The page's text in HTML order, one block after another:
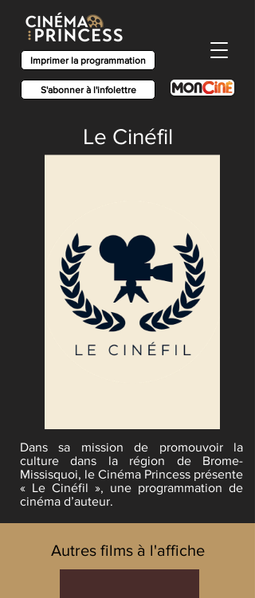
Imprimer la programmation
S'abonner à l'infolettre
Le Cinéfil
Dans sa mission de promouvoir la
culture dans la région de Brome-
Missisquoi, le Cinéma Princess présente
« Le Cinéfil », une programmation de
cinéma d’auteur.
Autres films à l'affiche